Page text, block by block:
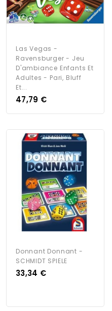
Las Vegas -
Ravensburger - Jeu
D'ambiance Enfants Et
Adultes - Pari, Bluff
Et...
Prix
47,79 €
Donnant Donnant -
SCHMIDT SPIELE
Prix
33,34 €